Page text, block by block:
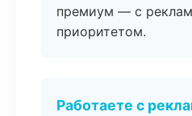
премиум — с
приоритетом.
Работаете с